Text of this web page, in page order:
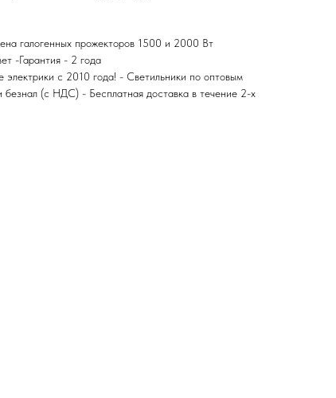
галогенных прожекторов 1500 и 2000 Вт
-Гарантия - 2 года
с 2010 года! - Светильники по оптовым
(с НДС) - Бесплатная доставка в течение 2-х